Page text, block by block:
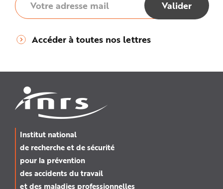
Accéder à toutes nos lettres
Institut national
de recherche et de sécurité
pour la prévention
des accidents du travail
et des maladies professionnelles